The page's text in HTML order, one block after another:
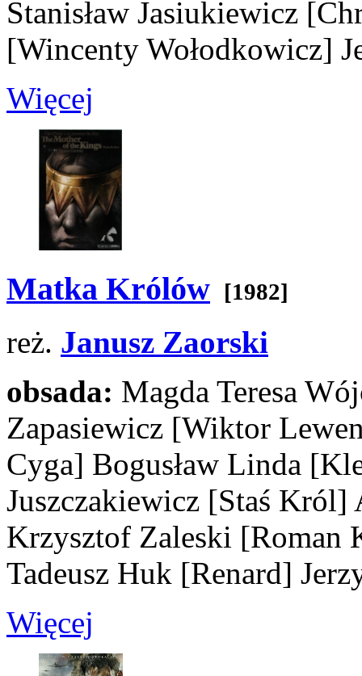
Stanisław Jasiukiewicz
[Wincenty Wołodkowicz]
Więcej
Matka Królów [1982]
reż. Janusz Zaorski
obsada: Magda Teresa
Zapasiewicz [Wiktor
Cyga] Bogusław Linda
Juszczakiewicz [Staś Król]
Krzysztof Zaleski [Roman
Tadeusz Huk [Renard]
Więcej